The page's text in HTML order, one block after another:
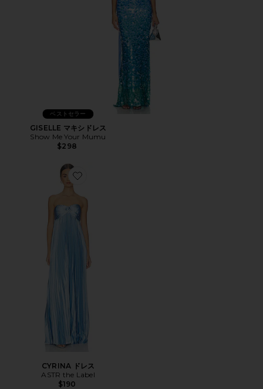
ベストセラー
GISELLE マキシドレス
Show Me Your Mumu
$298
Favorite CYRINA ドレス
CYRINA ドレス
ASTR the Label
$190